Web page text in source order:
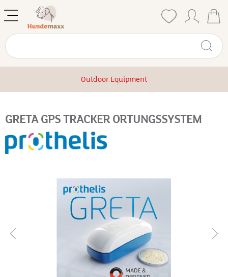
Outdoor Equipment
GRETA GPS TRACKER ORTUNGSSYSTEM